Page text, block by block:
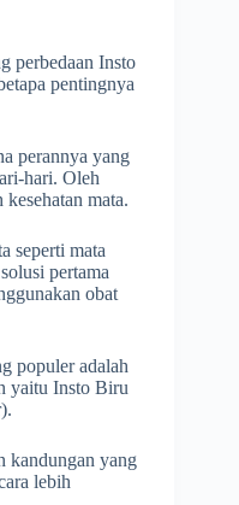
perbedaan Insto
pentingnya
perannya yang
hari. Oleh
mata.
seperti mata
pertama
obat
populer adalah
yaitu Insto Biru
kandungan yang
lebih